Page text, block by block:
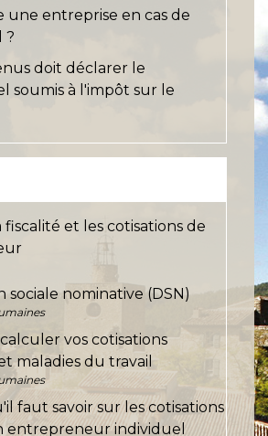
une entreprise en cas de
?
doit déclarer le
soumis à l'impôt sur le
et les cotisations de
sociale nominative (DSN)
vos cotisations
maladies du travail
faut savoir sur les cotisations
entrepreneur individuel